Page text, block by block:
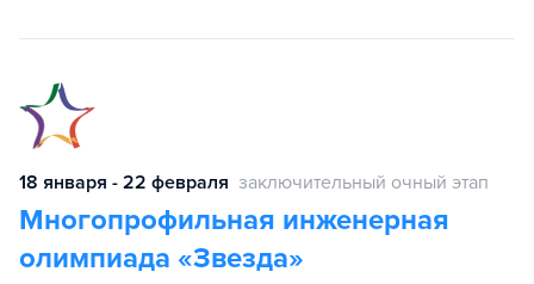
18 января - 22 февраля заключительный очный этап
Многопрофильная инженерная
олимпиада «Звезда»